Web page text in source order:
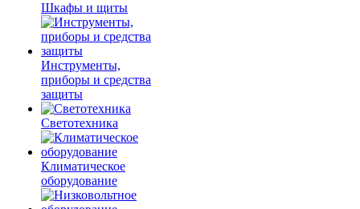
Шкафы и щиты
Инструменты,
приборы и средства
защиты
Светотехника
Климатическое
оборудование